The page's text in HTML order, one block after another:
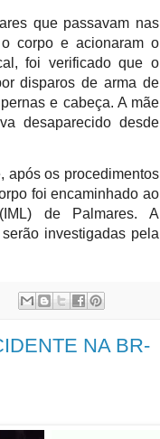
que passavam nas
corpo e acionaram o
foi verificado que o
disparos de arma de
e cabeça. A mãe
desaparecido desde
após os procedimentos
foi encaminhado ao
de Palmares. A
investigadas pela
NA BR-